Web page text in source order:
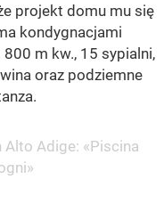
projekt domu mu się
kondygnacjami
m kw., 15 sypialni,
oraz podziemne
Adige: «Piscina